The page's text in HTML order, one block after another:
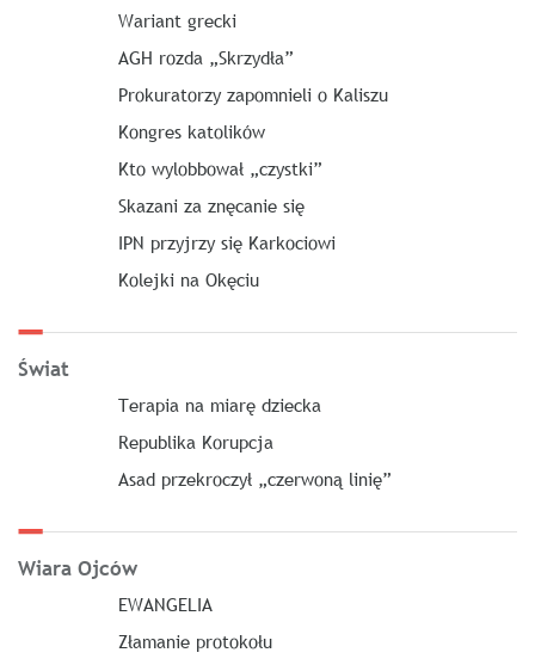
Wariant grecki
AGH rozda „Skrzydła”
Prokuratorzy zapomnieli o Kaliszu
Kongres katolików
Kto wylobbował „czystki”
Skazani za znęcanie się
IPN przyjrzy się Karkociowi
Kolejki na Okęciu
Świat
Terapia na miarę dziecka
Republika Korupcja
Asad przekroczył „czerwoną linię”
Wiara Ojców
EWANGELIA
Złamanie protokołu